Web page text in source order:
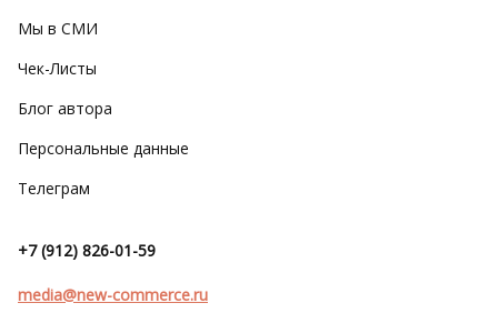
Мы в СМИ
Чек-Листы
Блог автора
Персональные данные
Телеграм
+7 (912) 826-01-59
media@new-commerce.ru